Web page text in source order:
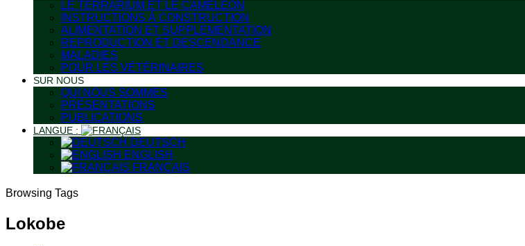
LE TERRARIUM ET LE CAMÉLÉON
INSTRUCTIONS À CONSTRUCTION
ALIMENTATION ET SUPPLEMENTATION
REPRODUCTION ET DESCENDANCE
MALADIES
POUR LES VÉTÉRINAIRES
SUR NOUS
QUI NOUS SOMMES
PRÉSENTATIONS
PUBLICATIONS
LANGUE :
DEUTSCH
ENGLISH
FRANÇAIS
Browsing Tags
Lokobe